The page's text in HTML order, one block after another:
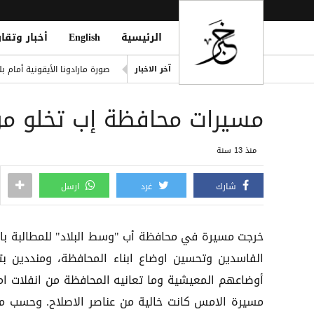
الرئيسية English أخبار
آخر الاخبار
صورة مارادونا الأيقونية
Strait of Hormuz; Crew Safe
انفجاران قرب ناقلة في
مسيرات محافظة إب تخلو
منذ 13 سنة
شارك غرد ارسل
خرجت مسيرة في محافظة أب "وسط البلاد" للمطالبة
الفاسدين وتحسين اوضاع ابناء المحافظة، ومنددين
أوضاعهم المعيشية وما تعانيه المحافظة من انفلات
مسيرة الامس كانت خالية من عناصر الاصلاح. وحسب